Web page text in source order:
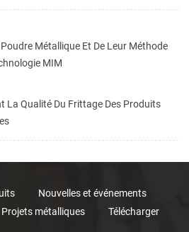
Métallique Et De Leur Méthode
MIM
La Qualité Du Frittage Des Produits
Nouvelles et événements
Projets métalliques Télécharger